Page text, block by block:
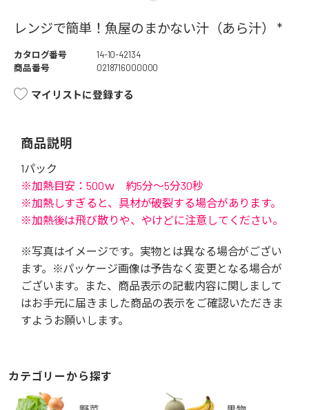
レンジで簡単！魚屋のまかない汁（あら汁） *
カタログ番号
14-10-42134
商品番号
0218716000000
マイリストに登録する
商品説明
1パック
※加熱目安：500ｗ 約5分～5分30秒
※加熱しすぎると、具材が破裂する場合があります。
※加熱後は飛び散りや、やけどに注意してください。
※写真はイメージです。実物とは異なる場合がござい
ます。※パッケージ画像は予告なく変更となる場合が
ございます。また、商品表示の記載内容に関しまして
はお手元に届きました商品の表示をご確認いただきま
すようお願いします。
カテゴリーから探す